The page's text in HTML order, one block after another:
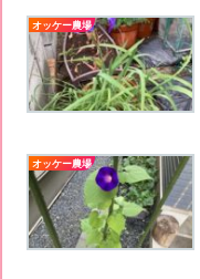
オッケー農場
オッケー農場